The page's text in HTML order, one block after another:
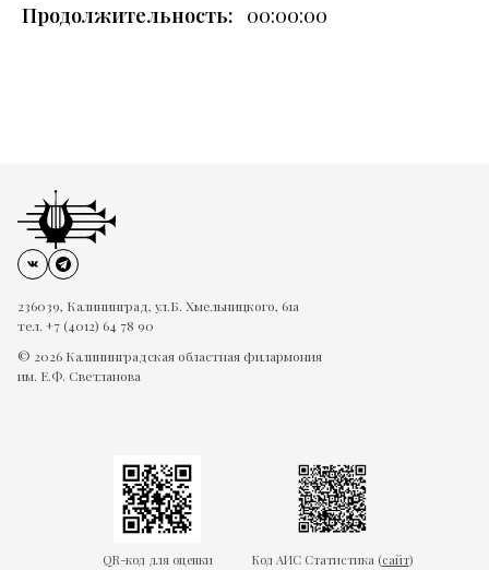
Продолжительность: 00:00:00
236039, Калининград, ул.Б. Хмельницкого, 61а
тел. +7 (4012) 64 78 90
© 2026 Калининградская областная филармония
им. Е.Ф. Светланова
QR-код для оценки
Код АИС Статистика (сайт)